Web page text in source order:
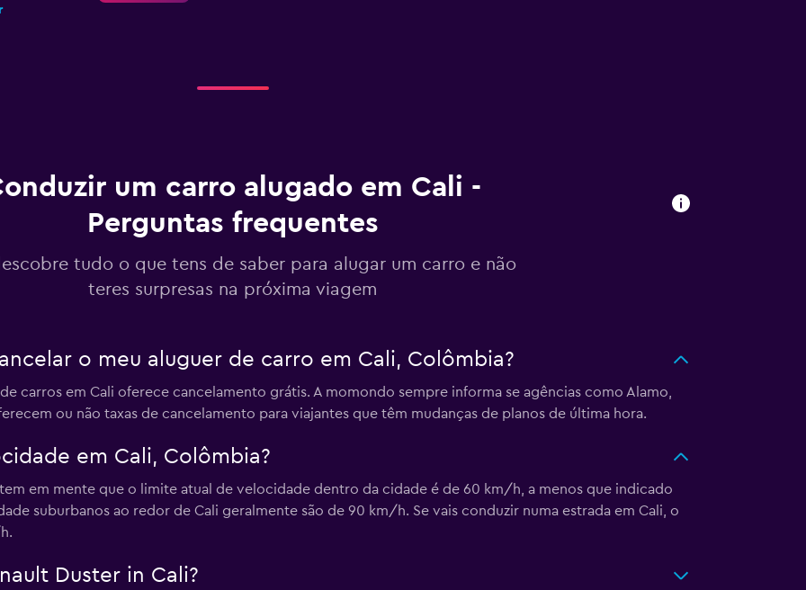
Ver preços
um carro alugado em Cali -
Perguntas frequentes
tudo o que tens de saber para alugar um carro e não
teres surpresas na próxima viagem
o meu aluguer de carro em Cali, Colômbia?
carros em Cali oferece cancelamento grátis. A momondo sempre informa se agências como Alamo,
ou não taxas de cancelamento para viajantes que têm mudanças de planos de última hora.
em Cali, Colômbia?
em mente que o limite atual de velocidade dentro da cidade é de 60 km/h, a menos que indicado
suburbanos ao redor de Cali geralmente são de 90 km/h. Se vais conduzir numa estrada em Cali, o
Duster in Cali?